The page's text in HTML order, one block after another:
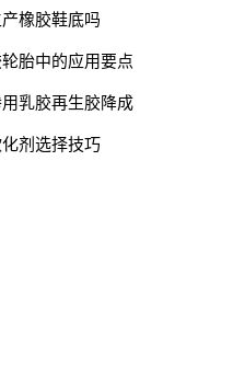
橡胶鞋底吗
胎中的应用要点
乳胶再生胶降成
剂选择技巧